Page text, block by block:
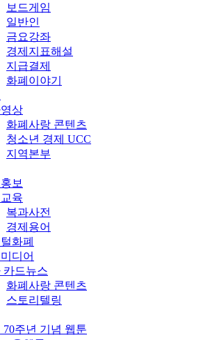
보드게임
일반인
금요강좌
경제지표해설
지급결제
화폐이야기
상
화폐사랑 콘텐츠
청소년 경제 UCC
지역본부
보
육
복과사전
경제용어
화폐
디어
카드뉴스
화폐사랑 콘텐츠
스토리텔링
70주년 기념 웹툰